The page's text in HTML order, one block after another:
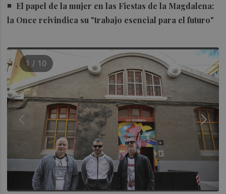
El papel de la mujer en las Fiestas de la Magdalena:
la Once reivindica su "trabajo esencial para el futuro"
1 / 10